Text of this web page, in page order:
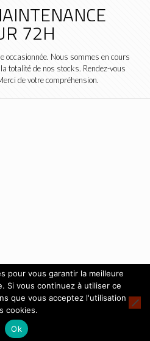
72H
occasionnée. Nous sommes en cours
totalité de nos stocks. Rendez-vous
de votre compréhension.
pour vous garantir la meilleure
Si vous continuez à utiliser ce
que vous acceptez l'utilisation
cookies.
Ok